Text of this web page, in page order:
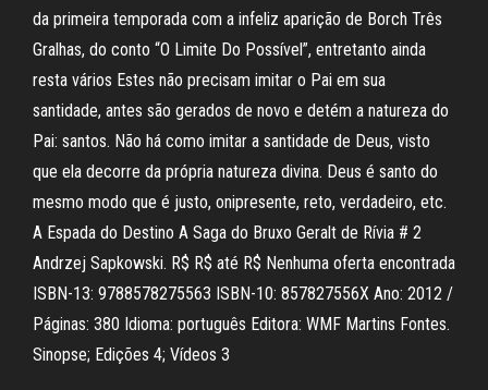
da primeira temporada com a infeliz aparição de Borch Três
Gralhas, do conto “O Limite Do Possível”, entretanto ainda
resta vários Estes não precisam imitar o Pai em sua
santidade, antes são gerados de novo e detém a natureza do
Pai: santos. Não há como imitar a santidade de Deus, visto
que ela decorre da própria natureza divina. Deus é santo do
mesmo modo que é justo, onipresente, reto, verdadeiro, etc.
A Espada do Destino A Saga do Bruxo Geralt de Rívia # 2
Andrzej Sapkowski. R$ R$ até R$ Nenhuma oferta encontrada
ISBN-13: 9788578275563 ISBN-10: 857827556X Ano: 2012 /
Páginas: 380 Idioma: português Editora: WMF Martins Fontes.
Sinopse; Edições 4; Vídeos 3